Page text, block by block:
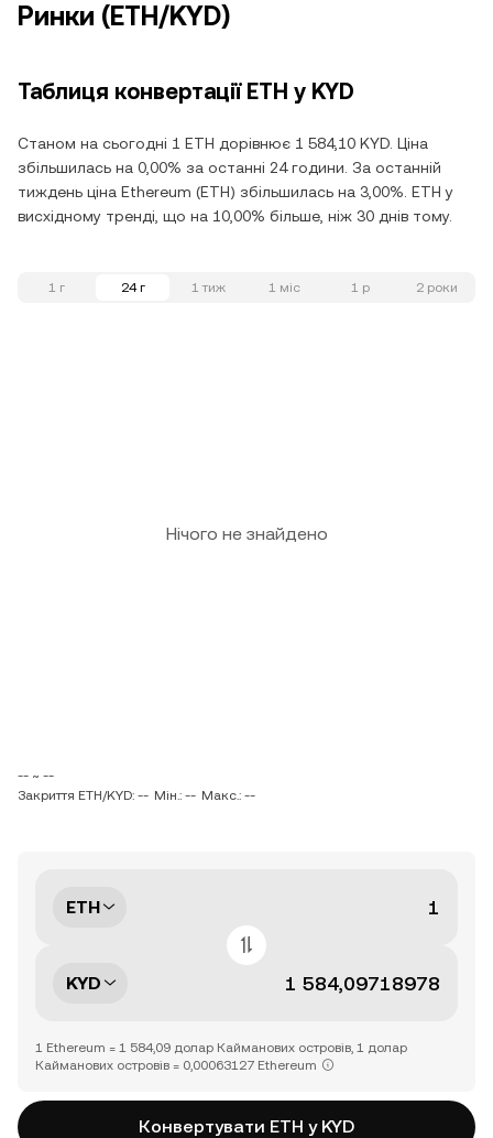
Ринки (ETH/KYD)
Таблиця конвертації ETH у KYD
Станом на сьогодні 1 ETH дорівнює 1 584,10 KYD. Ціна
збільшилась на 0,00% за останні 24 години. За останній
тиждень ціна Ethereum (ETH) збільшилась на 3,00%. ETH у
висхідному тренді, що на 10,00% більше, ніж 30 днів тому.
1 г 24 г 1 тиж 1 міс 1 р 2 роки
Нічого не знайдено
-- ~ --
Закриття ETH/KYD: -- Мін.: -- Макс.: --
ETH
KYD
1 Ethereum = 1 584,09 долар Кайманових островів, 1 долар
Кайманових островів = 0,00063127 Ethereum
Конвертувати ETH у KYD